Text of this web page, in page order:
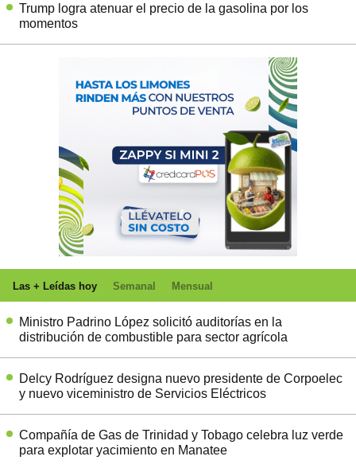
Trump logra atenuar el precio de la gasolina por los
momentos
Las + Leídas hoy Semanal Mensual
Ministro Padrino López solicitó auditorías en la
distribución de combustible para sector agrícola
Delcy Rodríguez designa nuevo presidente de Corpoelec
y nuevo viceministro de Servicios Eléctricos
Compañía de Gas de Trinidad y Tobago celebra luz verde
para explotar yacimiento en Manatee